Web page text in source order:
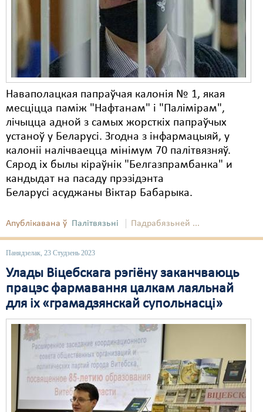
Наваполацкая папраўчая калонія № 1, якая
месціцца паміж "Нафтанам" і "Палімірам",
лічыцца адной з самых жорсткіх папраўчых
устаноў у Беларусі. Згодна з інфармацыяй, у
калоніі налічваецца мінімум 70 палітвязняў.
Сярод іх былы кіраўнік "Белгазпрамбанка" и
кандыдат на пасаду прэзідэнта
Беларусі асуджаны Віктар Бабарыка.
Апублікавана ў Палітвязьні Падрабязьней ...
Панядзелак, 23 Студзень 2023
Улады Віцебскага рэгіёну заканчваюць
працэс фармавання цалкам лаяльнай
для іх «грамадзянскай супольнасці»